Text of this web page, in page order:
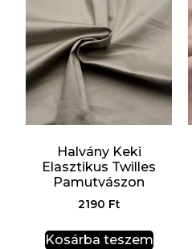
Halvány Keki
Elasztikus Twilles
Pamutvászon
2190 Ft
Kosárba teszem